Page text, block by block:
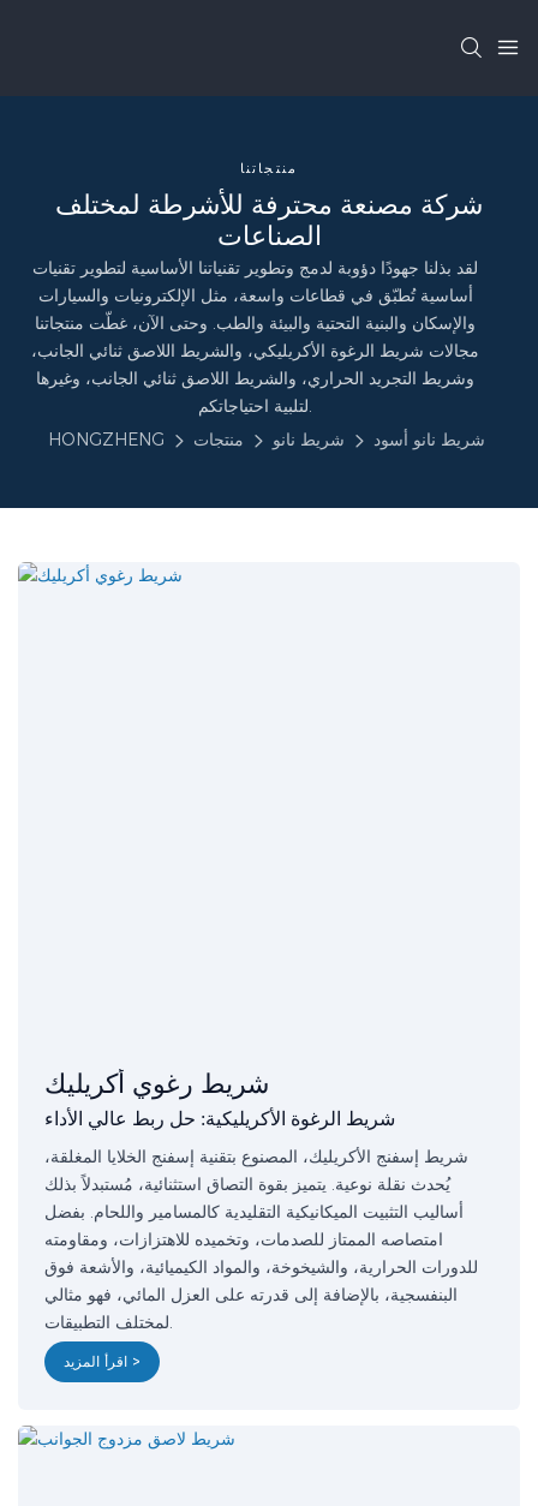
منتجاتنا
شركة مصنعة محترفة للأشرطة لمختلف
الصناعات
لقد بذلنا جهودًا دؤوبة لدمج وتطوير تقنياتنا الأساسية لتطوير تقنيات
أساسية تُطبّق في قطاعات واسعة، مثل الإلكترونيات والسيارات
والإسكان والبنية التحتية والبيئة والطب. وحتى الآن، غطّت منتجاتنا
مجالات شريط الرغوة الأكريليكي، والشريط اللاصق ثنائي الجانب،
وشريط التجريد الحراري، والشريط اللاصق ثنائي الجانب، وغيرها
لتلبية احتياجاتكم.
HONGZHENG
منتجات شريط نانو شريط نانو أسود
شريط رغوي أكريليك
شريط الرغوة الأكريليكية: حل ربط عالي الأداء
شريط إسفنج الأكريليك، المصنوع بتقنية إسفنج الخلايا المغلقة،
يُحدث نقلة نوعية. يتميز بقوة التصاق استثنائية، مُستبدلاً بذلك
أساليب التثبيت الميكانيكية التقليدية كالمسامير واللحام. بفضل
امتصاصه الممتاز للصدمات، وتخميده للاهتزازات، ومقاومته
للدورات الحرارية، والشيخوخة، والمواد الكيميائية، والأشعة فوق
البنفسجية، بالإضافة إلى قدرته على العزل المائي، فهو مثالي
لمختلف التطبيقات.
اقرأ المزيد >